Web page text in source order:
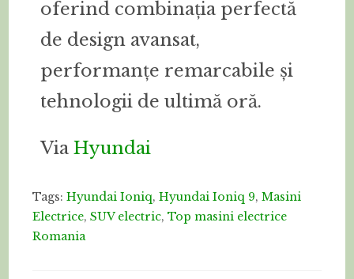
oferind combinația perfectă
de design avansat,
performanțe remarcabile și
tehnologii de ultimă oră.
ViaHyundai
Tags:Hyundai Ioniq,Hyundai Ioniq 9,Masini
Electrice,SUV electric,Top masini electrice
Romania